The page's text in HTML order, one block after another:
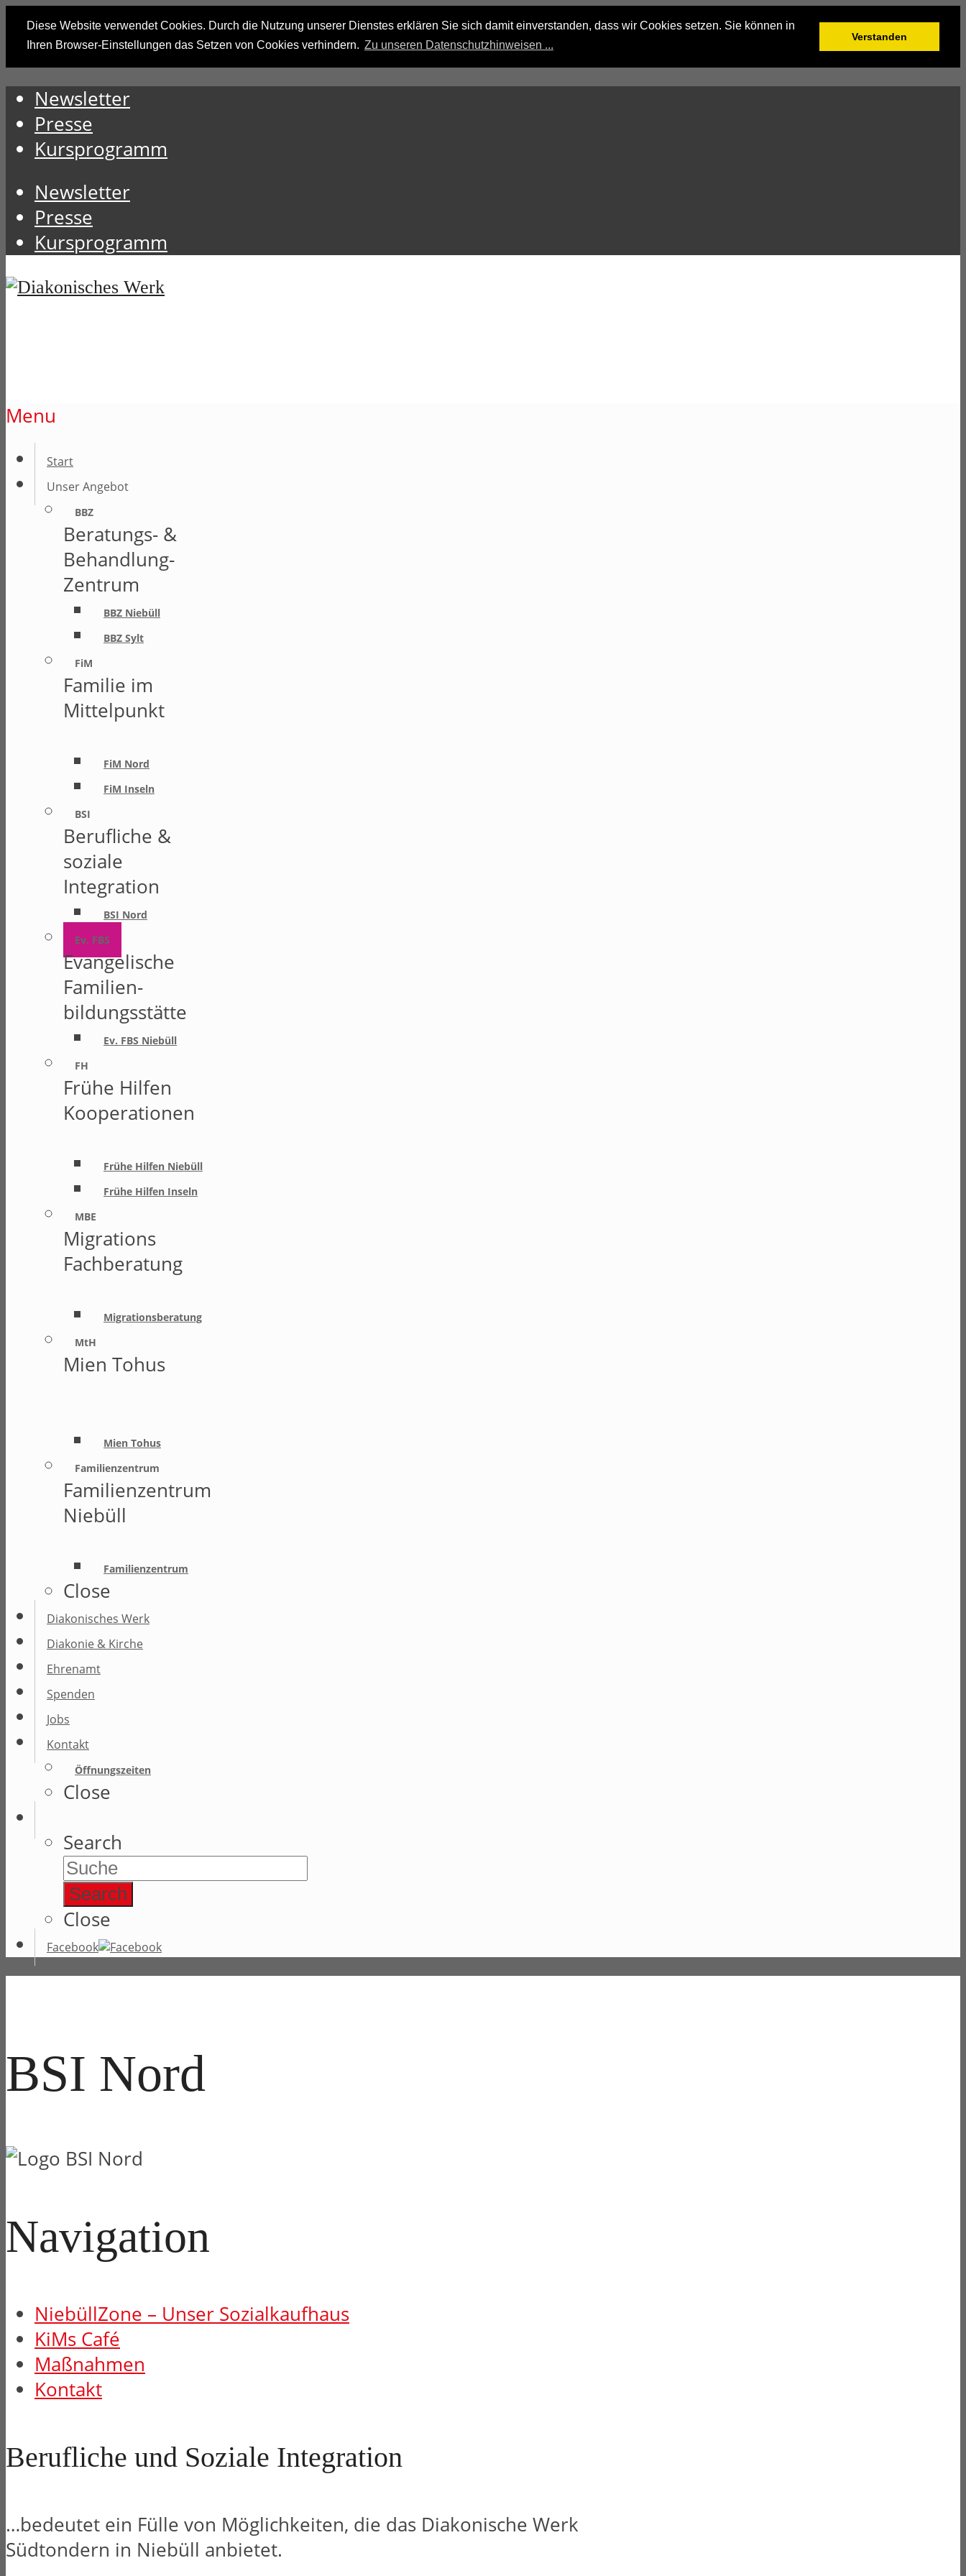
Diese Website verwendet Cookies. Durch die Nutzung unserer Dienstes erklären Sie sich damit einverstanden, dass wir Cookies setzen. Sie können in
Ihren Browser-Einstellungen das Setzen von Cookies verhindern. Zu unseren Datenschutzhinweisen ...
Verstanden
Newsletter
Presse
Kursprogramm
Newsletter
Presse
Kursprogramm
Menu
Start
Unser Angebot
BBZ
Beratungs- &
Behandlung-
Zentrum
BBZ Niebüll
BBZ Sylt
FiM
Familie im
Mittelpunkt
FiM Nord
FiM Inseln
BSI
Berufliche &
soziale
Integration
BSI Nord
Ev. FBS
Evangelische
Familien-
bildungsstätte
Ev. FBS Niebüll
FH
Frühe Hilfen
Kooperationen
Frühe Hilfen Niebüll
Frühe Hilfen Inseln
MBE
Migrations
Fachberatung
Migrationsberatung
MtH
Mien Tohus
Mien Tohus
Familienzentrum
Familienzentrum
Niebüll
Familienzentrum
Close
Diakonisches Werk
Diakonie & Kirche
Ehrenamt
Spenden
Jobs
Kontakt
Öffnungszeiten
Close
Search
Search
Close
Facebook
BSI Nord
Navigation
NiebüllZone – Unser Sozialkaufhaus
KiMs Café
Maßnahmen
Kontakt
Berufliche und Soziale Integration
…bedeutet ein Fülle von Möglichkeiten, die das Diakonische Werk
Südtondern in Niebüll anbietet.